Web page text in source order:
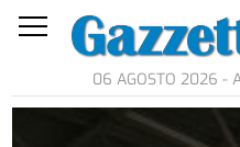
06 AGOSTO 2026 -